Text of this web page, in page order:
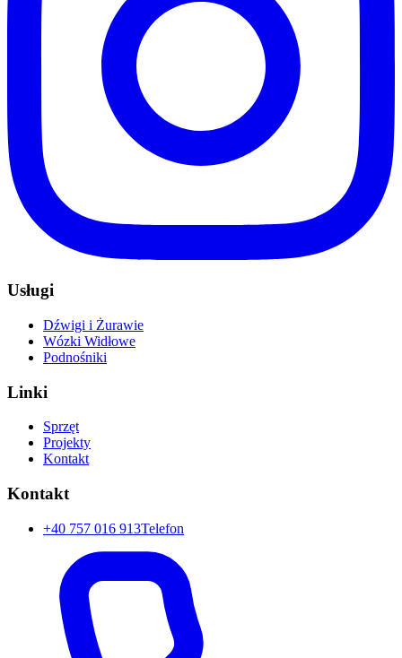
Usługi
Dźwigi i Żurawie
Wózki Widłowe
Podnośniki
Linki
Sprzęt
Projekty
Kontakt
Kontakt
+40 757 016 913Telefon